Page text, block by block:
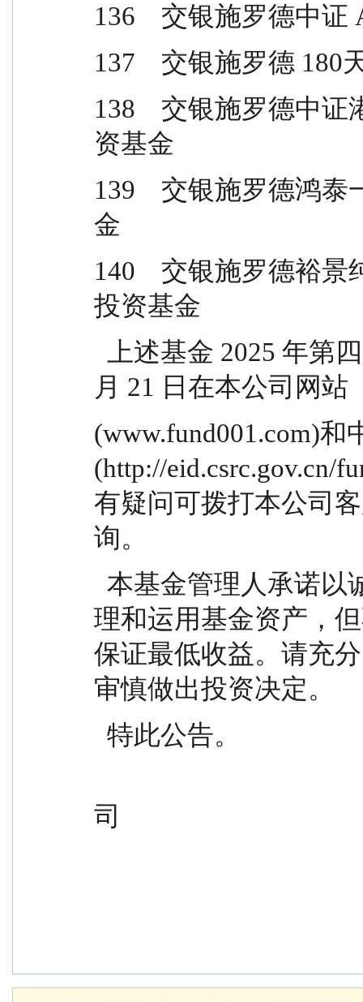
136    交银施罗德中
137    交银施罗德 180
138    交银施罗德中
资基金
139    交银施罗德鸿
金
140    交银施罗德裕
投资基金
月 21 日在本公司网站
(www.fund001.com)
(http://eid.csrc.gov.cn/
有疑问可拨打本公司
询。
理和运用基金资产，
保证最低收益。请充
审慎做出投资决定。
  特此公告。
司